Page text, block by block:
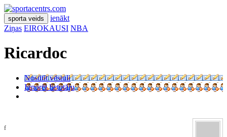
sporta veids
ienākt
Ziņas EIROKAUSI NBA
Ricardoc
Nosūtīt vēstuli
Ignorēt lietotāju
f